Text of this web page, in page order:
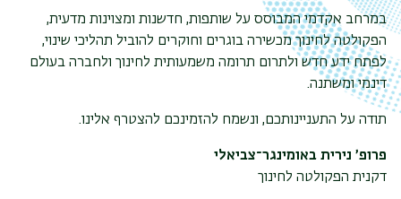
במרחב אקדמי המבוסס על שותפות, חדשנות ומצוינות מדעית,
הפקולטה לחינוך מכשירה בוגרים וחוקרים להוביל תהליכי שינוי,
לפתח ידע חדש ולתרום תרומה משמעותית לחינוך ולחברה בעולם
דינמי ומשתנה.
תודה על התעניינותכם, ונשמח להזמינכם להצטרף אלינו.
פרופ׳ נירית באומינגר־צביאלי
דקנית הפקולטה לחינוך